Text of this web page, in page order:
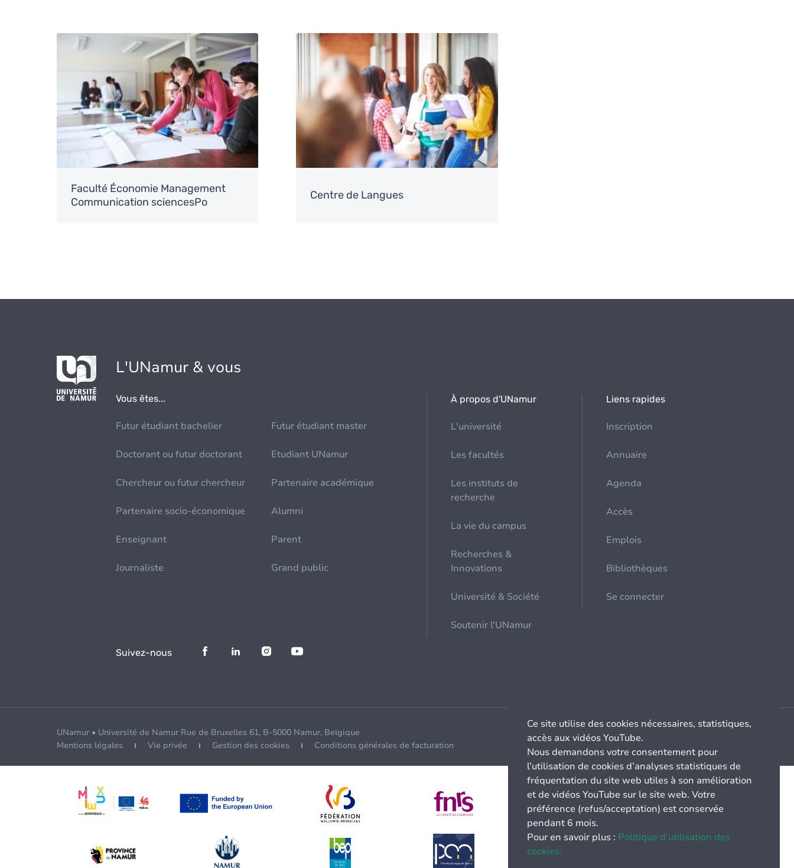
Image
Faculté Économie Management
Communication sciencesPo
Image
Centre de Langues
L'UNamur & vous
Vous êtes...
Futur étudiant bachelier Futur étudiant master
Doctorant ou futur doctorant Etudiant UNamur
Chercheur ou futur chercheur Partenaire académique
Partenaire socio-économique Alumni
Enseignant Parent
Journaliste Grand public
À propos d'UNamur
L'université
Les facultés
Les instituts de
recherche
La vie du campus
Recherches &
Innovations
Université & Société
Soutenir l'UNamur
Liens rapides
Inscription
Annuaire
Agenda
Accès
Emplois
Bibliothèques
Se connecter
Suivez-nous
UNamur • Université de Namur Rue de Bruxelles 61, B-5000 Namur, Belgique
Mentions légales
Vie privée Gestion des cookies Conditions générales de facturation
Ce site utilise des cookies nécessaires, statistiques,
accès aux vidéos YouTube.
Nous demandons votre consentement pour
l’utilisation de cookies d’analyses statistiques de
fréquentation du site web utiles à son amélioration
et de vidéos YouTube sur le site web. Votre
préférence (refus/acceptation) est conservée
pendant 6 mois.
Pour en savoir plus : Politique d’utilisation des
cookies.